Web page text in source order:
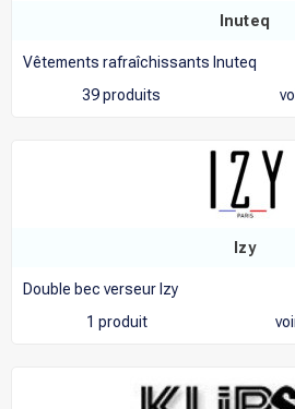
Inuteq
Vêtements rafraîchissants Inuteq
39 produits
Izy
Double bec verseur Izy
1 produit